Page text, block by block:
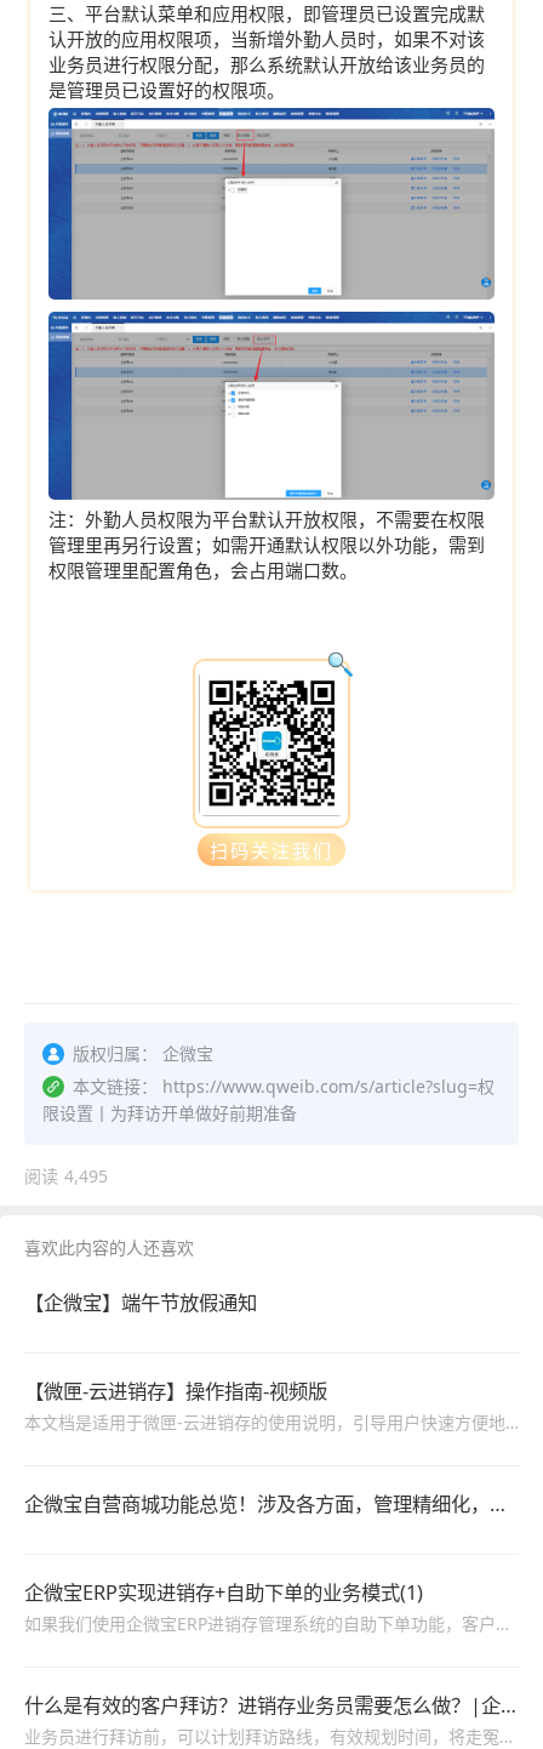
三、平台默认菜单和应用权限，即管理员已设置完成默
认开放的应用权限项，当新增外勤人员时，如果不对该
业务员进行权限分配，那么系统默认开放给该业务员的
是管理员已设置好的权限项。
注：外勤人员权限为平台默认开放权限，不需要在权限
管理里再另行设置；如需开通默认权限以外功能，需到
权限管理里配置角色，会占用端口数。
扫码关注我们
版权归属：
企微宝
本文链接：
https://www.qweib.com/s/article?slug=权
限设置丨为拜访开单做好前期准备
阅读 4,495
喜欢此内容的人还喜欢
【企微宝】端午节放假通知
【微匣-云进销存】操作指南-视频版
本文档是适用于微匣-云进销存的使用说明，引导用户快速方便地使用系统，包括进销存、系统管理、财务管理等功能的操作说明。
企微宝自营商城功能总览！涉及各方面，管理精细化，帮助企业追赶销售潮流提高营业额！3
企微宝ERP实现进销存+自助下单的业务模式(1)
如果我们使用企微宝ERP进销存管理系统的自助下单功能，客户可以扫码绑定账号。当客户产生下单需求时，直接下单，无需联系业务员，省去了和业务员对接这一过程，就可以有效避免业务员无法及时回复、与业务员沟通的时候不顺畅这两个问题。
什么是有效的客户拜访？进销存业务员需要怎么做？|企微宝ERP(1)
业务员进行拜访前，可以计划拜访路线，有效规划时间，将走冤枉路的时间节省下来。在拜访过程中，业务员可以通过企微宝APP拍照上传或文字/语音输入客户信息，并实时记录下客户需求，一对一备注总结更有助于归纳整理。业务员在二次拜访前也能进行有效复盘，熟记客户需求和准确切入经营痛点。